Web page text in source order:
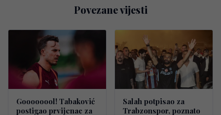
Povezane vijesti
Goooooool! Tabaković
postigao prvijenac za
Salah potpisao za
Trabzonspor, poznato